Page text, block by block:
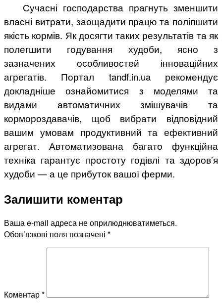
Сучасні господарства прагнуть зменшити
власні витрати, заощадити працю та поліпшити
якість кормів. Як досягти таких результатів та як
полегшити годування худоби, ясно з
зазначених особливостей інноваційних
агрегатів. Портал tandf.in.ua рекомендує
докладніше ознайомитися з моделями та
видами автоматичних змішувачів та
кормороздавачів, щоб вибрати відповідний
вашим умовам продуктивний та ефективний
агрегат. Автоматизована багато функційна
техніка гарантує простоту годівлі та здоров’я
худоби — а це прибуток вашої ферми.
Залишити коментар
Ваша e-mail адреса не оприлюднюватиметься.
Обов’язкові поля позначені *
Коментар*